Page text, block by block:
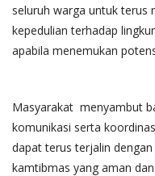
seluruh warga untuk terus
kepedulian terhadap
apabila menemukan
Masyarakat menyambut
komunikasi serta
dapat terus terjalin
kamtibmas yang aman